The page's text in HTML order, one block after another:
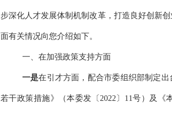
步深化人才发展体制机制改革，打造良好创新
面有关情况向您介绍如下。
一、在加强政策支持方面
一是在引才方面，配合市委组织部制定
若干政策措施》（本委发〔2022〕11号）及